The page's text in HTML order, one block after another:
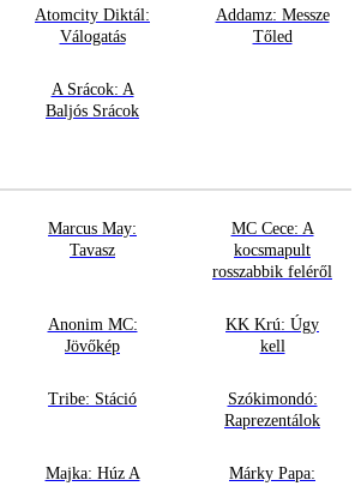
Atomcity Diktál:
Válogatás
Addamz: Messze
Tőled
A Srácok: A
Baljós Srácok
Marcus May:
Tavasz
MC Cece: A
kocsmapult
rosszabbik feléről
Anonim MC:
Jövőkép
KK Krú: Úgy
kell
Tribe: Stáció
Szókimondó:
Raprezentálok
Majka: Húz A Márky Papa: